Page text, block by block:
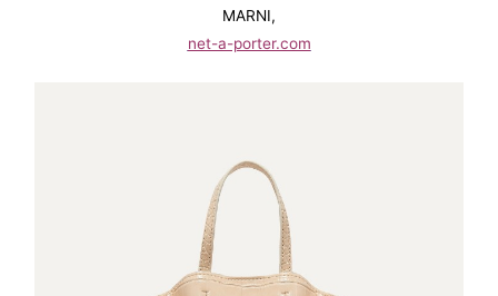
MARNI,
net-a-porter.com